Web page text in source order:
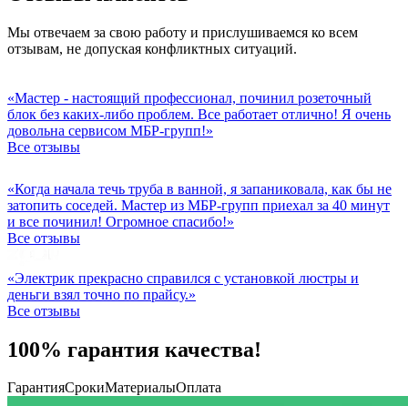
Мы отвечаем за свою работу и прислушиваемся ко всем
отзывам, не допуская конфликтных ситуаций.
«Мастер - настоящий профессионал, починил розеточный
блок без каких-либо проблем. Все работает отлично! Я очень
довольна сервисом МБР-групп!»
Все отзывы
«Когда начала течь труба в ванной, я запаниковала, как бы не
затопить соседей. Мастер из МБР-групп приехал за 40 минут
и все починил! Огромное спасибо!»
Все отзывы
«Электрик прекрасно справился с установкой люстры и
деньги взял точно по прайсу.»
Все отзывы
100% гарантия качества!
ГарантияСрокиМатериалыОплата